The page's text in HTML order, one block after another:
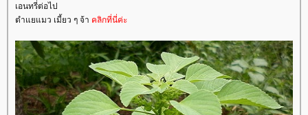
เอนทรี่ต่อไป
ตำแยแมว เมี้ยว ๆ จ้า คลิกที่นี่ค่ะ